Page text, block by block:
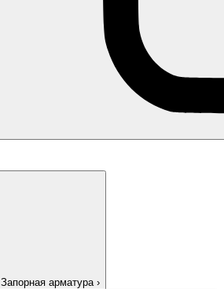
Запорная арматура ›